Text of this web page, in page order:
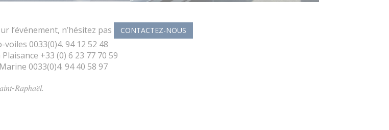
l’événement, n’hésitez pas CONTACTEZ-NOUS
voiles 0033(0)4. 94 12 52 48
Plaisance +33 (0) 6 23 77 70 59
0033(0)4. 94 40 58 97
𝑅𝑎𝑝ℎ𝑎𝑒̈𝑙.